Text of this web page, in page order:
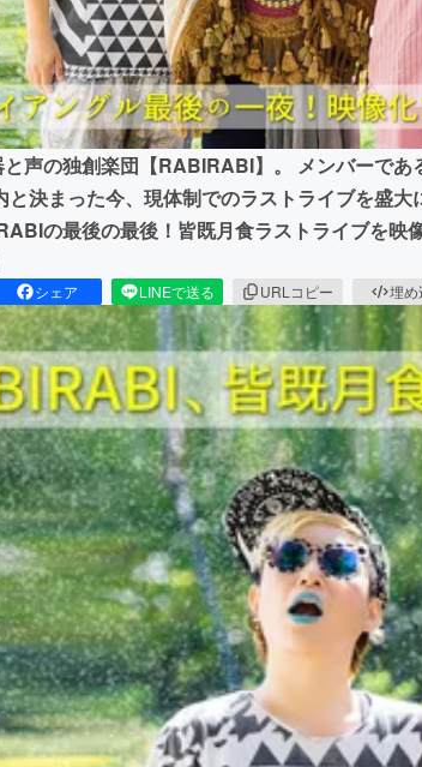
声の独創楽団【RABIRABI】。 メンバーであ
と決まった今、現体制でのラストライブを盛
の最後の最後！皆既月食ラストライブを映
シェア LINEで送る URLコピー 埋め